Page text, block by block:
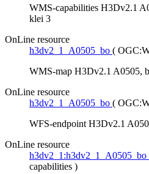
WMS-capabilities H3Dv2.1
klei 3
OnLine resource
h3dv2_1_A0505_bo (
WMS-map H3Dv2.1 A0505,
OnLine resource
h3dv2_1_A0505_bo (
WFS-endpoint H3Dv2.1
OnLine resource
h3dv2_1:h3dv2_1_A0505_bo
capabilities )